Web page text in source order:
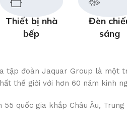
Thiết bị nhà
bếp
Đèn
sáng
tập đoàn Jaquar Group là một
thế giới với hơn 60 năm kinh
quốc gia khắp Châu Âu,